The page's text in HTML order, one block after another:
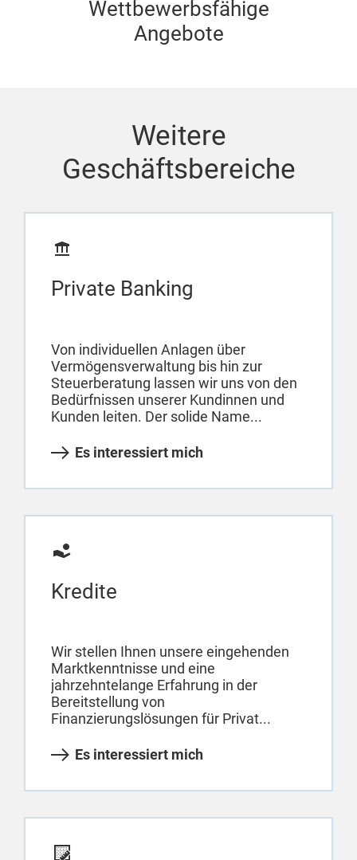
Wettbewerbsfähige
Angebote
Weitere
Geschäftsbereiche
Private Banking
Von individuellen Anlagen über
Vermögensverwaltung bis hin zur
Steuerberatung lassen wir uns von den
Bedürfnissen unserer Kundinnen und
Kunden leiten. Der solide Name...
Es interessiert mich
Kredite
Wir stellen Ihnen unsere eingehenden
Marktkenntnisse und eine
jahrzehntelange Erfahrung in der
Bereitstellung von
Finanzierungslösungen für Privat...
Es interessiert mich